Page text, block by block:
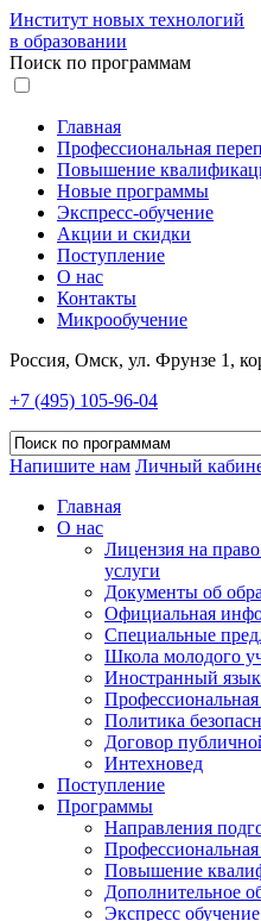
Институт новых технологий
в образовании
Поиск по программам
Главная
Профессиональная
Повышение
Новые программы
Экспресс-обучение
Акции и скидки
Поступление
О нас
Контакты
Микрообучение
Россия, Омск, ул. Фрунзе 1,
+7 (495) 105-96-04
Напишите нам Личный
Главная
О нас
Лицензия на право
услуги
Документы об
Официальная
Специальные
Школа молодого
Иностранный язык
Профессиональная
Политика
Договор
Интехновед
Поступление
Программы
Направления
Повышение
Дополнительное
Экспресс обучение